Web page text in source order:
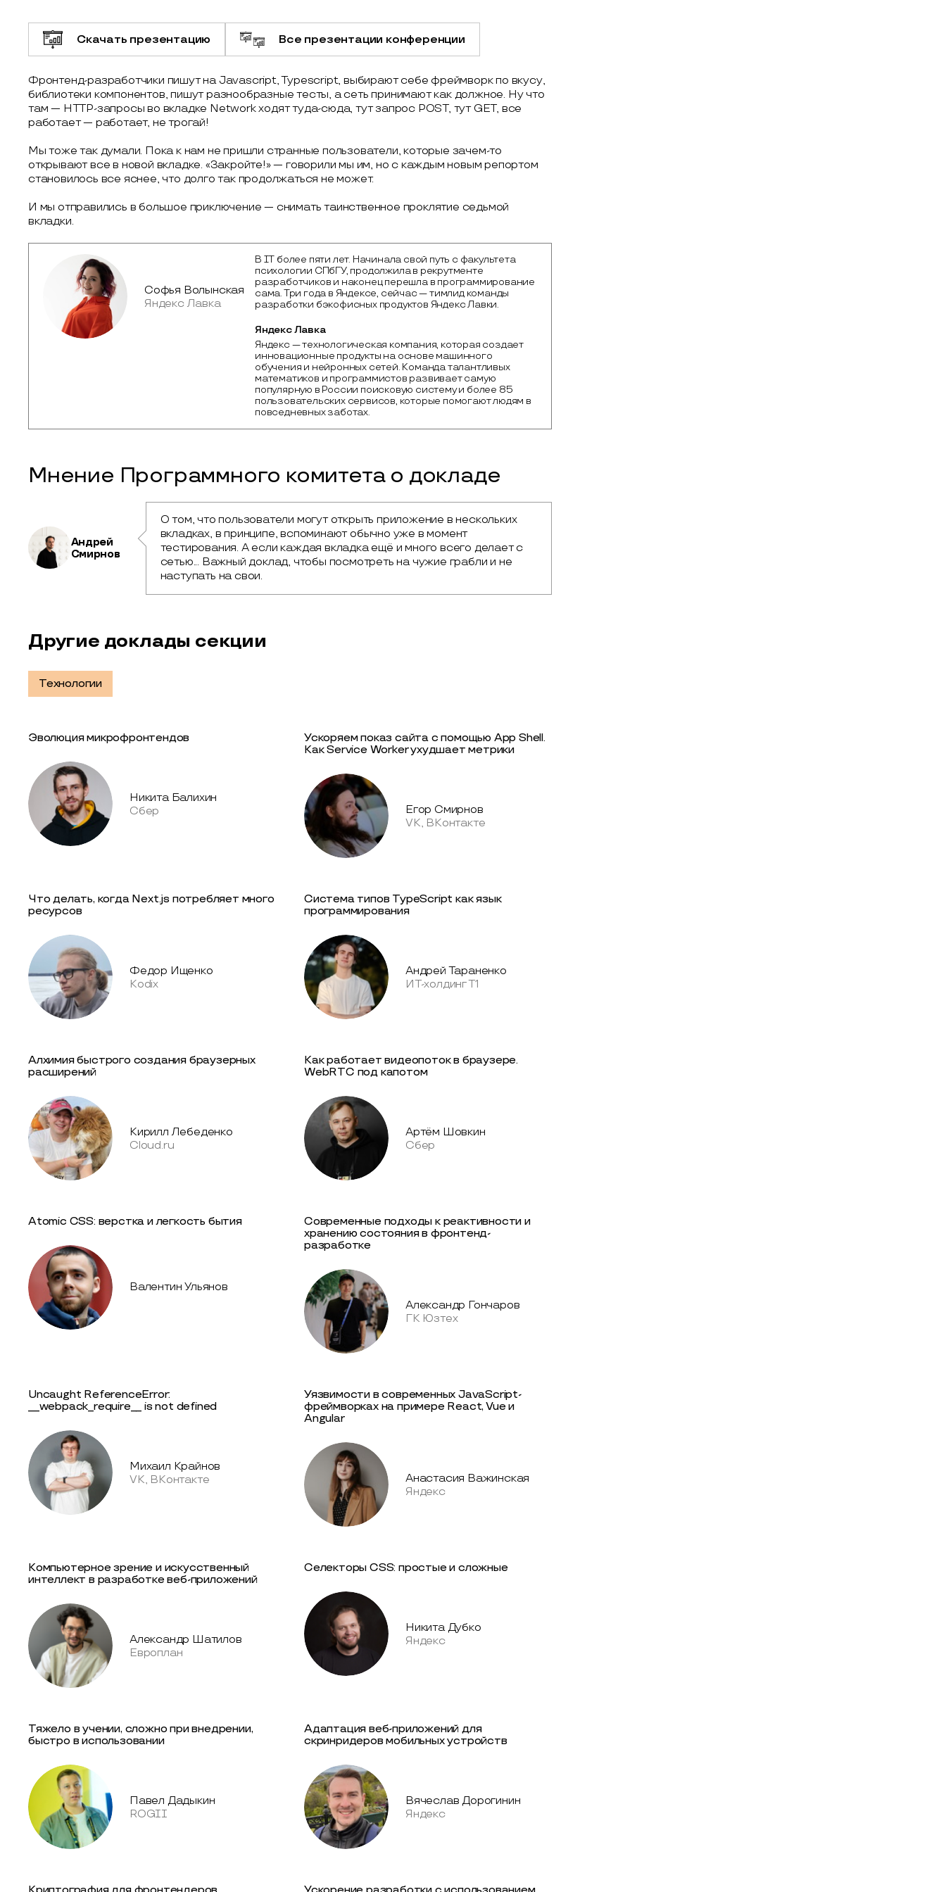
Скачать презентацию Все презентации конференции
Фронтенд-разработчики пишут на Javascript, Typescript, выбирают себе фреймворк по вкусу,
библиотеки компонентов, пишут разнообразные тесты, а сеть принимают как должное. Ну что
там — HTTP-запросы во вкладке Network ходят туда-сюда, тут запрос POST, тут GET, все
работает — работает, не трогай!
Мы тоже так думали. Пока к нам не пришли странные пользователи, которые зачем-то
открывают все в новой вкладке. «Закройте!» — говорили мы им, но с каждым новым репортом
становилось все яснее, что долго так продолжаться не может.
И мы отправились в большое приключение — снимать таинственное проклятие седьмой
вкладки.
Софья Волынская
Яндекс Лавка
В IT более пяти лет. Начинала свой путь с факультета
психологии СПбГУ, продолжила в рекрутменте
разработчиков и наконец перешла в программирование
сама. Три года в Яндексе, сейчас — тимлид команды
разработки бэкофисных продуктов Яндекс Лавки.
Яндекс Лавка
Яндекс — технологическая компания, которая создает
инновационные продукты на основе машинного
обучения и нейронных сетей. Команда талантливых
математиков и программистов развивает самую
популярную в России поисковую систему и более 85
пользовательских сервисов, которые помогают людям в
повседневных заботах.
Мнение Программного комитета о докладе
Андрей
Смирнов
О том, что пользователи могут открыть приложение в нескольких
вкладках, в принципе, вспоминают обычно уже в момент
тестирования. А если каждая вкладка ещё и много всего делает с
сетью... Важный доклад, чтобы посмотреть на чужие грабли и не
наступать на свои.
Другие доклады секции
Технологии
Эволюция микрофронтендов
Никита Балихин
Сбер
Ускоряем показ сайта с помощью App Shell.
Как Service Worker ухудшает метрики
Егор Смирнов
VK, ВКонтакте
Что делать, когда Next.js потребляет много
ресурсов
Федор Ищенко
Kodix
Система типов TypeScript как язык
программирования
Андрей Тараненко
ИТ-холдинг Т1
Алхимия быстрого создания браузерных
расширений
Кирилл Лебеденко
Cloud.ru
Как работает видеопоток в браузере.
WebRTC под капотом
Артём Шовкин
Сбер
Atomic CSS: верстка и легкость бытия
Валентин Ульянов
Современные подходы к реактивности и
хранению состояния в фронтенд-
разработке
Александр Гончаров
ГК Юзтех
Uncaught ReferenceError:
__webpack_require__ is not defined
Михаил Крайнов
VK, ВКонтакте
Уязвимости в современных JavaScript-
фреймворках на примере React, Vue и
Angular
Анастасия Важинская
Яндекс
Компьютерное зрение и искусственный
интеллект в разработке веб-приложений
Александр Шатилов
Европлан
Селекторы CSS: простые и сложные
Никита Дубко
Яндекс
Тяжело в учении, сложно при внедрении,
быстро в использовании
Павел Дадыкин
ROGII
Адаптация веб-приложений для
скринридеров мобильных устройств
Вячеслав Дорогинин
Яндекс